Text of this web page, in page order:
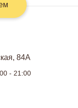
84А
- 21:00